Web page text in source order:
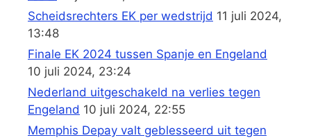
Scheidsrechters EK per wedstrijd 11 juli 2024,
13:48
Finale EK 2024 tussen Spanje en Engeland
10 juli 2024, 23:24
Nederland uitgeschakeld na verlies tegen
Engeland 10 juli 2024, 22:55
Memphis Depay valt geblesseerd uit tegen